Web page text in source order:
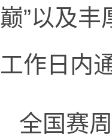
巅”以及
工作日内
全国赛